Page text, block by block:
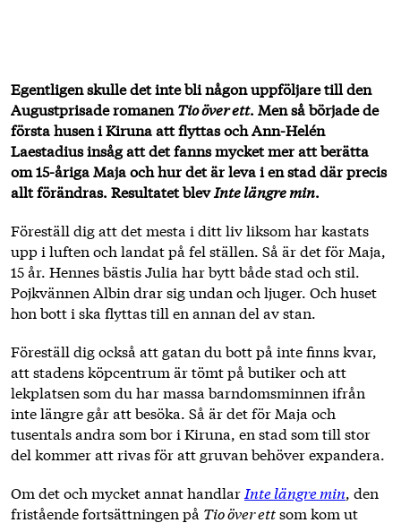
Egentligen skulle det inte bli någon uppföljare till den
Augustprisade romanenTio över ett. Men så började de
första husen i Kiruna att flyttas och Ann-Helén
Laestadius insåg att det fanns mycket mer att berätta
om 15-åriga Maja och hur det är leva i en stad där precis
allt förändras. Resultatet blevInte längre min.
Föreställ dig att det mesta i ditt liv liksom har kastats
upp i luften och landat på fel ställen. Så är det för Maja,
15 år. Hennes bästis Julia har bytt både stad och stil.
Pojkvännen Albin drar sig undan och ljuger. Och huset
hon bott i ska flyttas till en annan del av stan.
Föreställ dig också att gatan du bott på inte finns kvar,
att stadens köpcentrum är tömt på butiker och att
lekplatsen som du har massa barndomsminnen ifrån
inte längre går att besöka. Så är det för Maja och
tusentals andra som bor i Kiruna, en stad som till stor
del kommer att rivas för att gruvan behöver expandera.
Om det och mycket annat handlar Inte längre min, den
fristående fortsättningen på Tio över ettsom kom ut